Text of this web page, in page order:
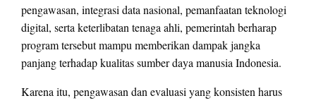
pengawasan, integrasi data nasional, pemanfaatan teknologi
digital, serta keterlibatan tenaga ahli, pemerintah berharap
program tersebut mampu memberikan dampak jangka
panjang terhadap kualitas sumber daya manusia Indonesia.
Karena itu, pengawasan dan evaluasi yang konsisten harus